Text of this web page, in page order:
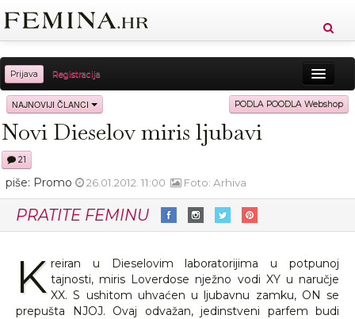
Prijava Registracija
Sreća Zdravlje Vitkost
Moda Ljubav Relax Putovanja
NAJNOVIJI ČLANCI PODLA POODLA Webshop
Novi Dieselov miris ljubavi
21
piše: Promo 26.01.2012. 11:00 Foto: Arhiva
PRATITE FEMINU
K reiran u Dieselovim laboratorijima u potpunoj
tajnosti, miris Loverdose nježno vodi XY u naručje
XX. S ushitom uhvaćen u ljubavnu zamku, ON se
prepušta NJOJ. Ovaj odvažan, jedinstveni parfem budi